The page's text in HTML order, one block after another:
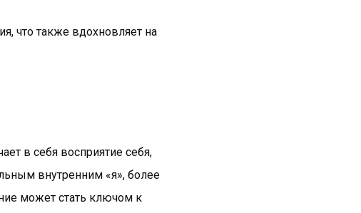
что также вдохновляет на
в себя восприятие себя,
внутренним «я», более
может стать ключом к